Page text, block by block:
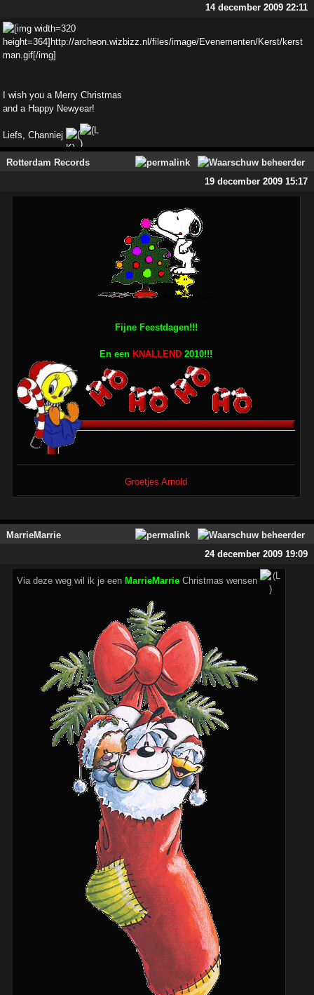
14 december 2009 22:11
I wish you a Merry Christmas
and a Happy Newyear!
Liefs, Channiej
Rotterdam Records
19 december 2009 15:17
Fijne Feestdagen!!!
En eenKNALLEND 2010!!!
Groetjes Arnold
MarrieMarrie
24 december 2009 19:09
Via deze weg wil ik je eenMarrieMarrie Christmas wensen